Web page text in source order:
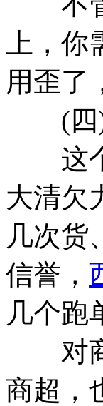
上，
用歪了
(四)
这个
大清欠
几次货
信誉，
几个跑
对商
商超，